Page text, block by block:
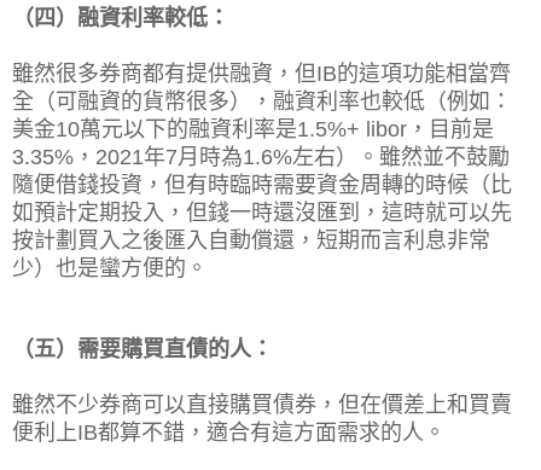
（四）融資利率較低：
雖然很多券商都有提供融資，但IB的這項功能相當齊
全（可融資的貨幣很多），融資利率也較低（例如：
美金10萬元以下的融資利率是1.5%+ libor，目前是
3.35%，2021年7月時為1.6%左右）。雖然並不鼓勵
隨便借錢投資，但有時臨時需要資金周轉的時候（比
如預計定期投入，但錢一時還沒匯到，這時就可以先
按計劃買入之後匯入自動償還，短期而言利息非常
少）也是蠻方便的。
（五）需要購買直債的人：
雖然不少券商可以直接購買債券，但在價差上和買賣
便利上IB都算不錯，適合有這方面需求的人。